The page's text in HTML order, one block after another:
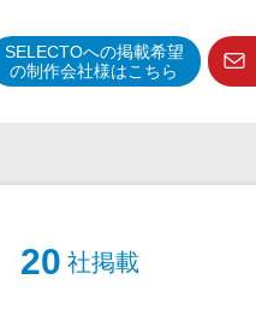
SELECTOへの掲載希望
の制作会社様はこちら
予算管理システム
20 社掲載